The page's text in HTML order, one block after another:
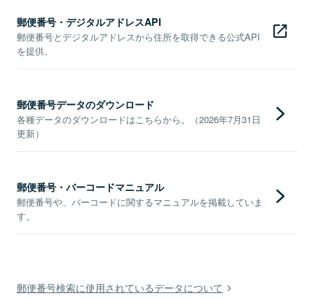
郵便番号・デジタルアドレスAPI
郵便番号とデジタルアドレスから住所を取得できる公式API
を提供。
郵便番号データのダウンロード
各種データのダウンロードはこちらから。（2026年7月31日
更新）
郵便番号・バーコードマニュアル
郵便番号や、バーコードに関するマニュアルを掲載していま
す。
郵便番号検索に使用されているデータについて